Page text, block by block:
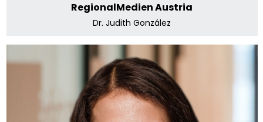
RegionalMedien Austria
Dr. Judith González